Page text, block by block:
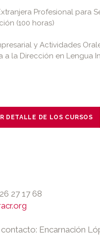
Profesional para
(100 horas)
y Actividades
a la Dirección en Lengua
DETALLE DE LOS CURSOS
27 17 68
Encarnación